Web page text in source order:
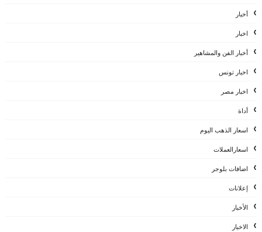
أخبار
اخبار
أخبار الفن والمشاهير
اخبار تونس
اخبار مصر
أداة
اسعار الذهب اليوم
اسعارالعملات
اضافات بلوجر
إعلانات
الأخبار
الاخبار